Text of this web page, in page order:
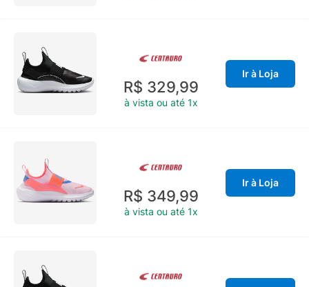
R$ 329,99
à vista ou até 1x
Ir à Loja
R$ 349,99
à vista ou até 1x
Ir à Loja